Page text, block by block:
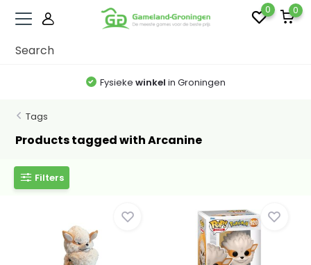
0 0
Fysieke winkel in Groningen
Tags
Products tagged with Arcanine
Filters